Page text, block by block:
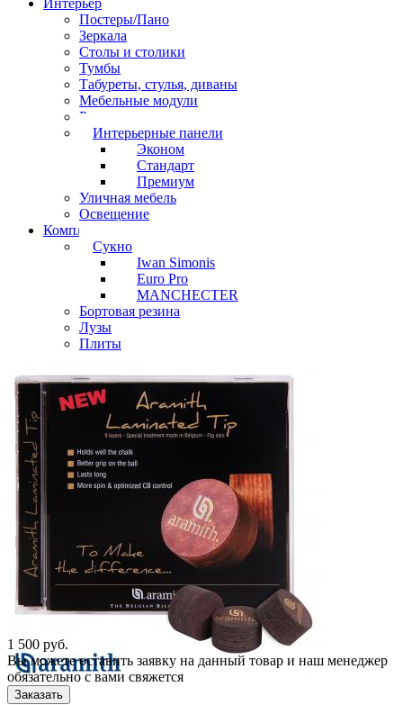
Постеры/Пано
Зеркала
Столы и столики
Тумбы
Табуреты, стулья, диваны
Мебельные модули
Рамы под картины
Интерьерные панели
Эконом
Стандарт
Премиум
Уличная мебель
Освещение
Комплектующие
Сукно
Iwan Simonis
Euro Pro
MANCHECTER
Бортовая резина
Лузы
Плиты
1 500 руб.
Вы можете оставить заявку на данный товар и наш менеджер
обязательно с вами свяжется
Заказать